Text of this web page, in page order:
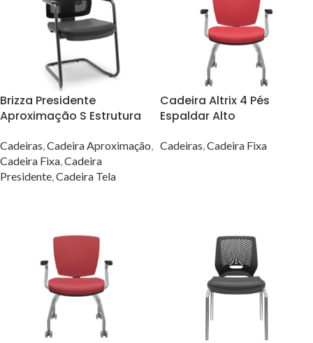
Brizza Presidente
Aproximação S Estrutura
Cadeiras,Cadeira Aproximação,
Cadeira Fixa,Cadeira
Presidente,Cadeira Tela
Cadeira Altrix 4 Pés
Espaldar Alto
Cadeiras Cadeira Fixa